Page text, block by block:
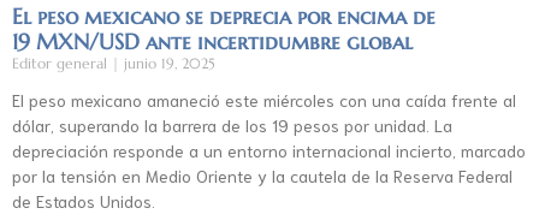
El peso mexicano se deprecia por encima de
19 MXN/USD ante incertidumbre global
Editor general junio 19, 2025
El peso mexicano amaneció este miércoles con una caída frente al
dólar, superando la barrera de los 19 pesos por unidad. La
depreciación responde a un entorno internacional incierto, marcado
por la tensión en Medio Oriente y la cautela de la Reserva Federal
de Estados Unidos.